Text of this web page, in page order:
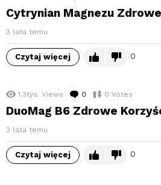
Cytrynian Magnezu
3 lata temu
Czytaj więcej 0
1.3tys. Views 0 komentarzy
0 Votes
DuoMag B6 Zdrowe
3 lata temu
Czytaj więcej 0